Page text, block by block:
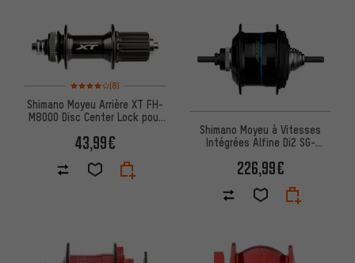
Note moyenne : 4 sur 5 d'après 8 avis
(8)
Shimano Moyeu Arrière XT FH-
M8000 Disc Center Lock pour
43,99€
Shimano Moyeu à Vitesses
Intégrées Alfine Di2 SG-
226,99€